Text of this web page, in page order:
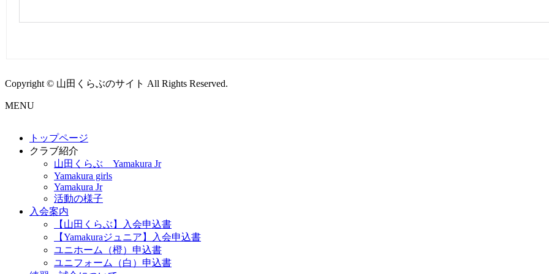
Copyright © 山田くらぶのサイト All Rights Reserved.
MENU
トップページ
クラブ紹介
山田くらぶ Yamakura Jr
Yamakura girls
Yamakura Jr
活動の様子
入会案内
【山田くらぶ】入会申込書
【Yamakuraジュニア】入会申込書
ユニホーム（橙）申込書
ユニフォーム（白）申込書